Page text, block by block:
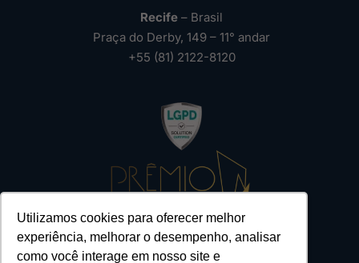
Utilizamos cookies para oferecer melhor
experiência, melhorar o desempenho, analisar
como você interage em nosso site e
Recife – Brasil
Praça do Derby, 149 – 11° andar
+55 (81) 2122-8120